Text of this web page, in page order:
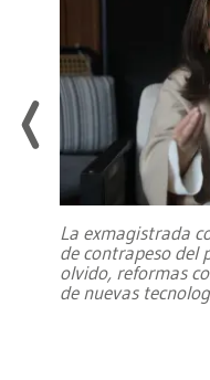
La exmagistrada
de contrapeso del
olvido, reformas
de nuevas